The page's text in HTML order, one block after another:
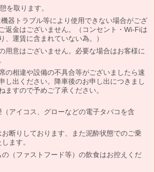
を取ります。
器トラブル等により使用できない場合がござ
返金はございません。（コンセント・Wi-Fiは
、運賃に含まれていない為。）
用意はございません。必要な場合はお客様に
の相違や設備の不具合等がございましたら速
し出ください。降車後のお申し出につきまし
ますので予めご了承ください。
アイコス、グローなどの電子タバコを含
断りしております、また泥酔状態でのご乗
ます。
（ファストフード等）の飲食はお控えくだ